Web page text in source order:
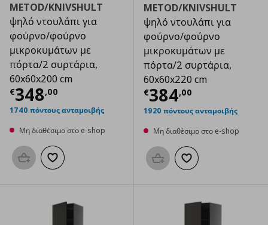
METOD/KNIVSHULT
ψηλό ντουλάπι για
φούρνο/φούρνο
μικροκυμάτων με
πόρτα/2 συρτάρια,
60x60x200 cm
€348,00
Τρέχουσα τιμή € 348,00
1740 πόντους ανταμοιβής
Μη διαθέσιμο στο e-shop
Προσθήκη στο καλάθι
Προσθήκη στα αγαπημένα
METOD/KNIVSHULT
ψηλό ντουλάπι για
φούρνο/φούρνο
μικροκυμάτων με
πόρτα/2 συρτάρια,
60x60x220 cm
€384,00
Τρέχουσα
1920 πόντους ανταμοιβής
Μη διαθέσιμο στο e-shop
Προσθήκη στο καλάθι
Προσθήκη στα